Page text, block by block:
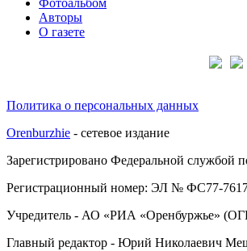
Фотоальбом
Авторы
О газете
Политика о персональных данных
Orenburzhie - сетевое издание
Зарегистрировано Федеральной службой
Регистрационный номер: ЭЛ № ФС77-
Учредитель - АО «РИА «Оренбуржье»
Главный редактор - Юрий Николаевич